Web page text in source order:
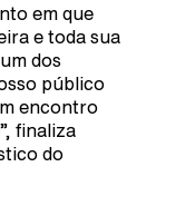
em que
e toda sua
dos
público
encontro
finaliza
do